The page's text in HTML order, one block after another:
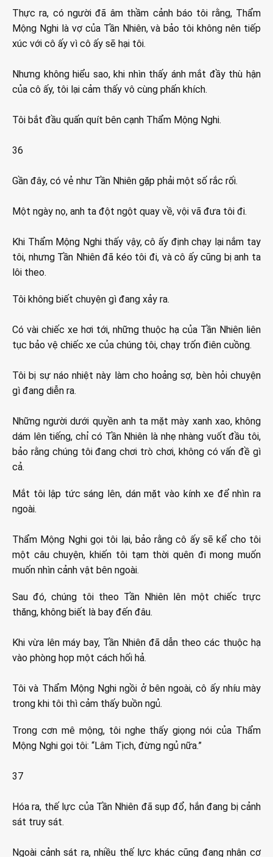
Thực ra, có người đã âm thầm cảnh báo tôi rằng, Thẩm
Mộng Nghi là vợ của Tần Nhiên, và bảo tôi không nên tiếp
xúc với cô ấy vì cô ấy sẽ hại tôi.
Nhưng không hiểu sao, khi nhìn thấy ánh mắt đầy thù hận
của cô ấy, tôi lại cảm thấy vô cùng phấn khích.
Tôi bắt đầu quấn quít bên cạnh Thẩm Mộng Nghi.
36
Gần đây, có vẻ như Tần Nhiên gặp phải một số rắc rối.
Một ngày nọ, anh ta đột ngột quay về, vội vã đưa tôi đi.
Khi Thẩm Mộng Nghi thấy vậy, cô ấy định chạy lại nắm tay
tôi, nhưng Tần Nhiên đã kéo tôi đi, và cô ấy cũng bị anh ta
lôi theo.
Tôi không biết chuyện gì đang xảy ra.
Có vài chiếc xe hơi tới, những thuộc hạ của Tần Nhiên liên
tục bảo vệ chiếc xe của chúng tôi, chạy trốn điên cuồng.
Tôi bị sự náo nhiệt này làm cho hoảng sợ, bèn hỏi chuyện
gì đang diễn ra.
Những người dưới quyền anh ta mặt mày xanh xao, không
dám lên tiếng, chỉ có Tần Nhiên là nhẹ nhàng vuốt đầu tôi,
bảo rằng chúng tôi đang chơi trò chơi, không có vấn đề gì
cả.
Mắt tôi lập tức sáng lên, dán mặt vào kính xe để nhìn ra
ngoài.
Thẩm Mộng Nghi gọi tôi lại, bảo rằng cô ấy sẽ kể cho tôi
một câu chuyện, khiến tôi tạm thời quên đi mong muốn
muốn nhìn cảnh vật bên ngoài.
Sau đó, chúng tôi theo Tần Nhiên lên một chiếc trực
thăng, không biết là bay đến đâu.
Khi vừa lên máy bay, Tần Nhiên đã dẫn theo các thuộc hạ
vào phòng họp một cách hối hả.
Tôi và Thẩm Mộng Nghi ngồi ở bên ngoài, cô ấy nhíu mày
trong khi tôi thì cảm thấy buồn ngủ.
Trong cơn mê mộng, tôi nghe thấy giọng nói của Thẩm
Mộng Nghi gọi tôi: “Lâm Tịch, đừng ngủ nữa.”
37
Hóa ra, thế lực của Tần Nhiên đã sụp đổ, hắn đang bị cảnh
sát truy sát.
Ngoài cảnh sát ra, nhiều thế lực khác cũng đang nhân cơ